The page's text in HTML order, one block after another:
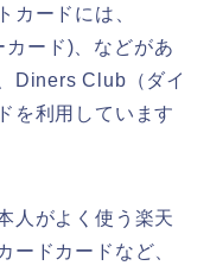
カードには、
ード)、などがあ
Diners Club（ダイ
を利用しています
人がよく使う楽天
ードカードなど、